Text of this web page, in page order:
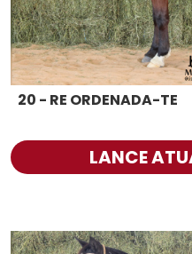
20 - RE ORDENADA-TE
LANCE